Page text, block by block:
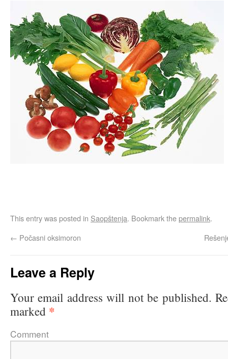
This entry was posted in Saopštenja. Bookmark thepermalink.
← Počasni oksimoron
Leave a Reply
Your email address will not be published.
marked *